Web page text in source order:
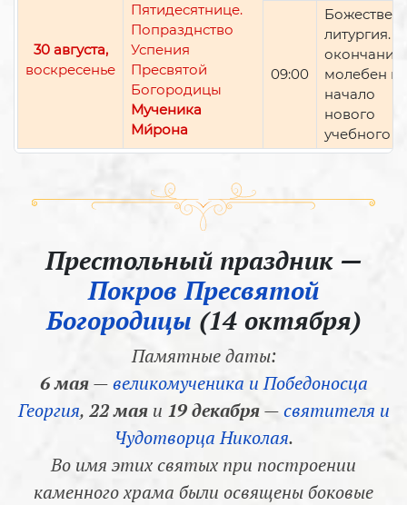
30 августа,
воскресенье
Пятидесятнице.
Попразднство
Успения
Пресвятой
Богородицы
Мученика
Ми́рона
09:00
литургия.
окончании
молебен
начало
нового
учебного
Престольный праздник —
Покров Пресвятой
Богородицы (14 октября)
Памятные даты:
6 мая—великомученика и Победоносца
Георгия, 22 маяи 19 декабря—святителя и
Чудотворца Николая.
Во имя этих святых при построении
каменного храма были освящены боковые